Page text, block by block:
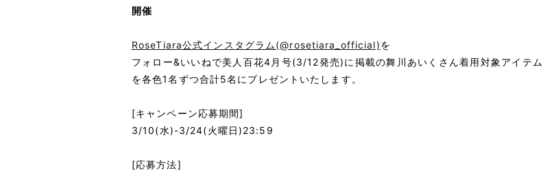
開催
RoseTiara公式インスタグラム(@rosetiara_official)を
フォロー&いいねで美人百花4月号(3/12発売)に掲載の舞川あいくさん着用対象アイテム
を各色1名ずつ合計5名にプレゼントいたします。
[キャンペーン応募期間]
3/10(水)-3/24(火曜日)23:59
[応募方法]